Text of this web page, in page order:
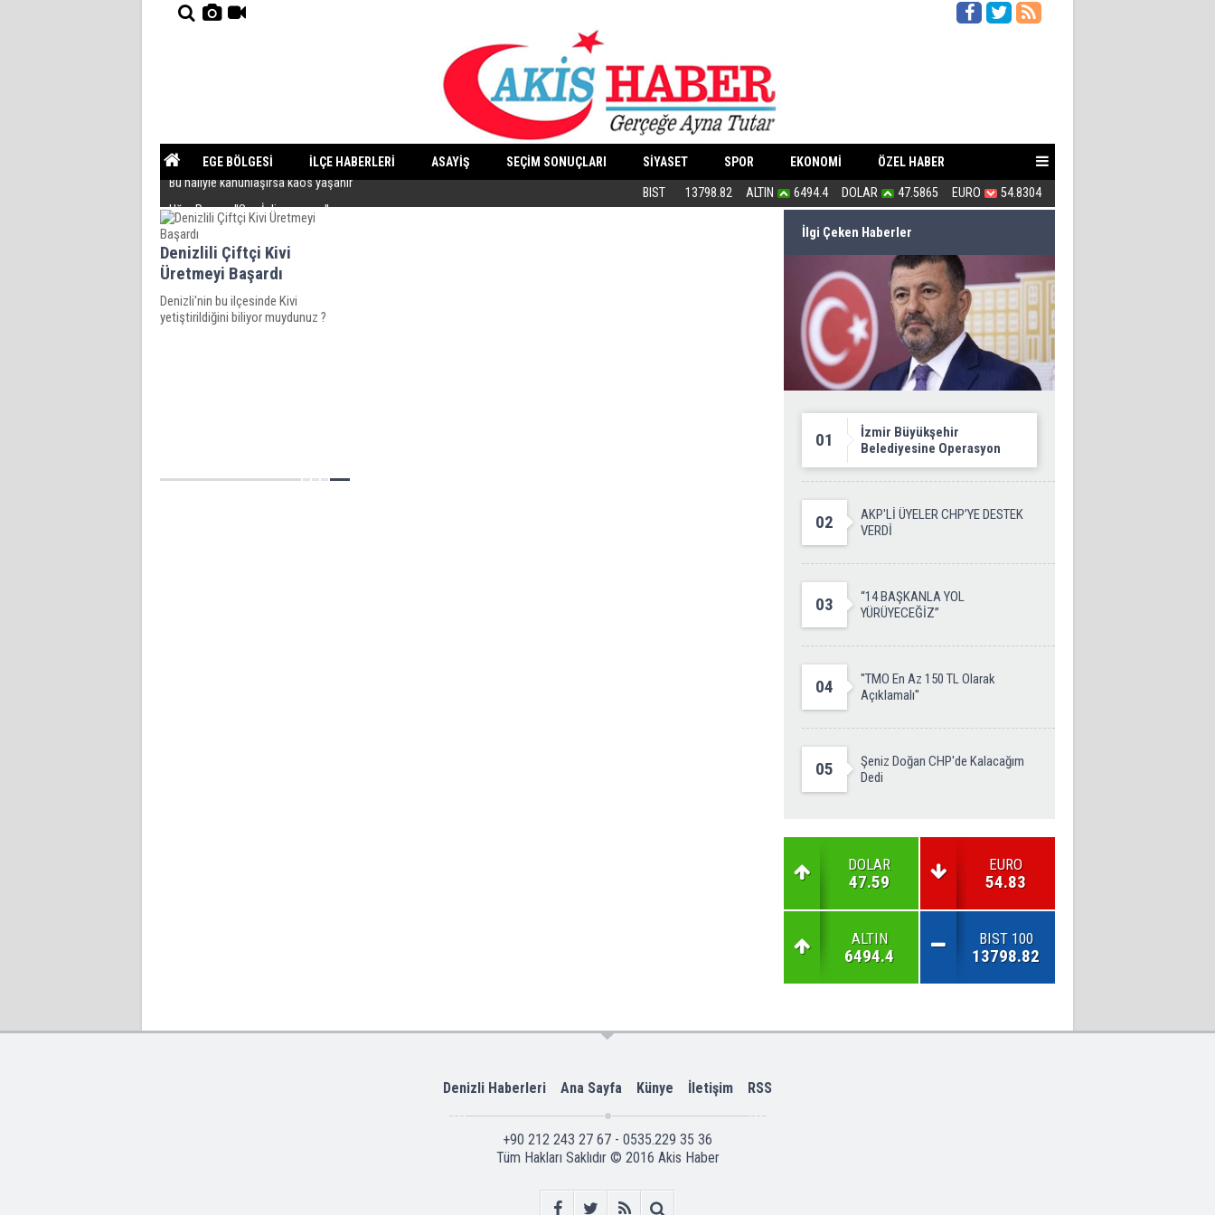
EGE BÖLGESİ İLÇE HABERLERİ ASAYİŞ SEÇİM SONUÇLARI SİYASET SPOR EKONOMİ ÖZEL HABER
Bu haliyle kanunlaşırsa kaos yaşanır
PKK silah bırakır mı?
BIST 13798.82 ALTIN 6494.4 DOLAR 47.5865 EURO 54.8304
Denizlili Çiftçi Kivi
Üretmeyi Başardı
Denizli'nin bu ilçesinde Kivi
yetiştirildiğini biliyor muydunuz ?
İlgi Çeken Haberler
01
İzmir Büyükşehir
Belediyesine Operasyon
02
AKP'Lİ ÜYELER CHP’YE DESTEK
VERDİ
03
“14 BAŞKANLA YOL
YÜRÜYECEĞİZ”
04
''TMO En Az 150 TL Olarak
Açıklamalı''
05
Şeniz Doğan CHP'de Kalacağım
Dedi
DOLAR
47.59
EURO
54.83
ALTIN
6494.4
BIST 100
13798.82
Denizli Haberleri Ana Sayfa Künye İletişim RSS
+90 212 243 27 67 - 0535.229 35 36
Tüm Hakları Saklıdır © 2016 Akis Haber